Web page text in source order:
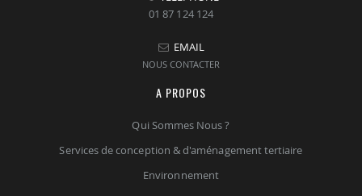
01 87 124 124
EMAIL
NOUS CONTACTER
A PROPOS
Qui Sommes Nous ?
Services de conception & d'aménagement tertiaire
Environnement